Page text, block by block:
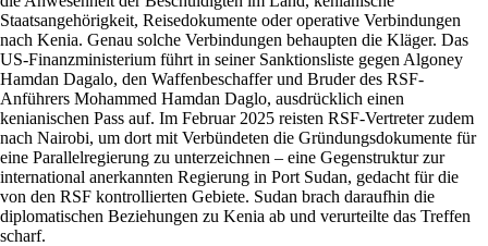
Staatsangehörigkeit, Reisedokumente oder operative Verbindungen
nach Kenia. Genau solche Verbindungen behaupten die Kläger. Das
US-Finanzministerium führt in seiner Sanktionsliste gegen Algoney
Hamdan Dagalo, den Waffenbeschaffer und Bruder des RSF-
Anführers Mohammed Hamdan Daglo, ausdrücklich einen
kenianischen Pass auf. Im Februar 2025 reisten RSF-Vertreter zudem
nach Nairobi, um dort mit Verbündeten die Gründungsdokumente für
eine Parallelregierung zu unterzeichnen – eine Gegenstruktur zur
international anerkannten Regierung in Port Sudan, gedacht für die
von den RSF kontrollierten Gebiete. Sudan brach daraufhin die
diplomatischen Beziehungen zu Kenia ab und verurteilte das Treffen
scharf.